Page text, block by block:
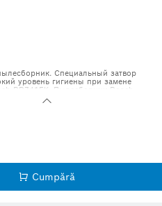
Специальный затвор
уровень гигиены при замене
BBZ41FK. Пылесборник Bosch
особого трёхслойного синтетического
Cumpără